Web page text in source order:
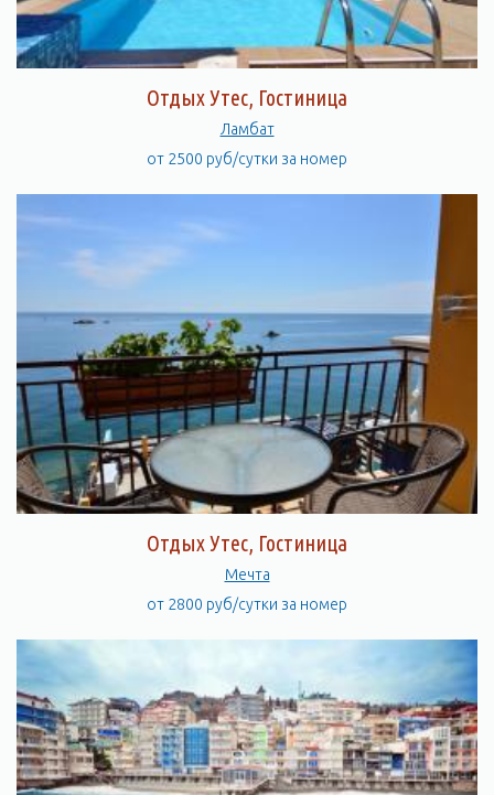
Отдых Утес, Гостиница
Ламбат
от 2500 руб/сутки за номер
Отдых Утес, Гостиница
Мечта
от 2800 руб/сутки за номер